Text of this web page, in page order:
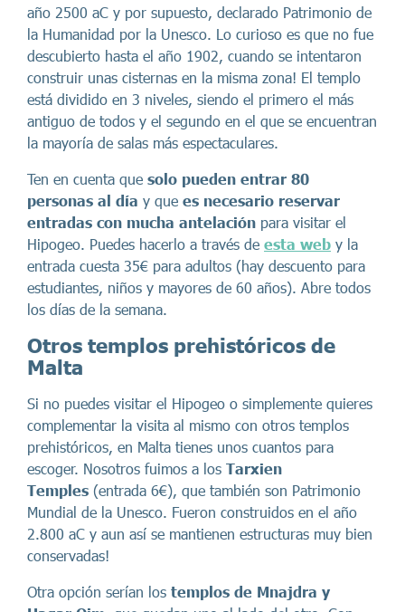
año 2500 aC y por supuesto, declarado Patrimonio de
la Humanidad por la Unesco. Lo curioso es que no fue
descubierto hasta el año 1902, cuando se intentaron
construir unas cisternas en la misma zona! El templo
está dividido en 3 niveles, siendo el primero el más
antiguo de todos y el segundo en el que se encuentran
la mayoría de salas más espectaculares.
Ten en cuenta que solo pueden entrar 80
personas al día y que es necesario reservar
entradas con mucha antelación para visitar el
Hipogeo. Puedes hacerlo a través de esta web y la
entrada cuesta 35€ para adultos (hay descuento para
estudiantes, niños y mayores de 60 años). Abre todos
los días de la semana.
Otros templos prehistóricos de
Malta
Si no puedes visitar el Hipogeo o simplemente quieres
complementar la visita al mismo con otros templos
prehistóricos, en Malta tienes unos cuantos para
escoger. Nosotros fuimos a los Tarxien
Temples (entrada 6€), que también son Patrimonio
Mundial de la Unesco. Fueron construidos en el año
2.800 aC y aun así se mantienen estructuras muy bien
conservadas!
Otra opción serían los templos de Mnajdra y